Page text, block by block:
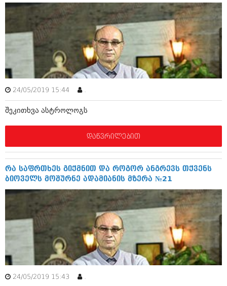
პოლიტიკა
ინტერვიუები
საზოგადოება
მოდი, ვილაპარაკოთ
რელიგია
მედიცინა
კადრს მიღმა
კულინარია
პოლიტიკა
ინტერვიუები
ამბები
საზოგადოება
მოდი, ვილაპარაკოთ
მედიცინა
სპორტი
კადრს მიღმა
კულინარია
ავტორჩევები
ბელადები
ბიზნესსიახლეები
24/05/2019 15:44 .
შეკითხვა ასტროლოგს
დაწვრილებით
რა საფრთხეს გიქმნით და როგორ ანგრევს თქვენს
ბიოველს მოშურნე ადამიანის მზერა №21
24/05/2019 15:43 .